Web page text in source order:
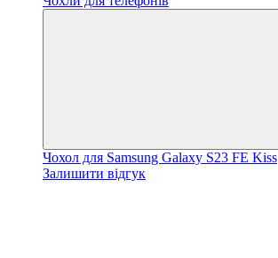
Чохол для Samsung Galaxy S23 FE Kiss
Залишити відгук